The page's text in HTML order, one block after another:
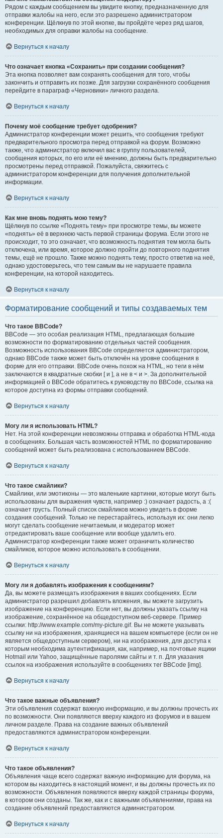
Рядом с каждым сообщением вы увидите кнопку, предназначенную для
отправки жалобы на него, если это разрешено администратором
конференции. Щёлкнув по этой кнопке, вы пройдёте через ряд шагов,
необходимых для оправки жалобы на сообщение.
Вернуться к началу
Что означает кнопка «Сохранить» при создании сообщения?
Эта кнопка позволяет вам сохранять сообщения для того, чтобы
закончить и отправить их позже. Для загрузки сохранённого сообщения
перейдите в параграф «Черновики» личного раздела.
Вернуться к началу
Почему моё сообщение требует одобрения?
Администратор конференции может решить, что сообщения требуют
предварительного просмотра перед отправкой на форум. Возможно
также, что администратор включил вас в группу пользователей,
сообщения которых, по его или её мнению, должны быть предварительно
просмотрены перед отправкой. Пожалуйста, свяжитесь с
администратором конференции для получения дополнительной
информации.
Вернуться к началу
Как мне вновь поднять мою тему?
Щёлкнув по ссылке «Поднять тему» при просмотре темы, вы можете
«поднять» её в верхнюю часть первой страницы форума. Если этого не
происходит, то это означает, что возможность поднятия тем могла быть
отключена, или время, которое должно пройти до повторного поднятия
темы, ещё не прошло. Также можно поднять тему, просто ответив на неё,
однако удостоверьтесь, что тем самым вы не нарушаете правила
конференции, на которой находитесь.
Вернуться к началу
Форматирование сообщений и типы создаваемых тем
Что такое BBCode?
BBCode — это особая реализация HTML, предлагающая большие
возможности по форматированию отдельных частей сообщения.
Возможность использования BBCode определяется администратором,
однако BBCode также может быть отключён на уровне сообщения в
форме для его отправки. BBCode очень похож на HTML, но теги в нём
заключаются в квадратные скобки [ и ], а не в < и >. За дополнительной
информацией о BBCode обратитесь к руководству по BBCode, ссылка на
которое доступна из формы отправки сообщений.
Вернуться к началу
Могу ли я использовать HTML?
Нет. На этой конференции невозможны отправка и обработка HTML-кода
в сообщениях. Большая часть возможностей HTML по форматированию
сообщений может быть реализована с использованием BBCode.
Вернуться к началу
Что такое смайлики?
Смайлики, или эмотиконы — это маленькие картинки, которые могут быть
использованы для выражения чувств, например :) означает радость, а :(
означает грусть. Полный список смайликов можно увидеть в форме
создания сообщений. Только не перестарайтесь, используя их: они легко
могут сделать сообщение нечитаемым, и модератор может
отредактировать ваше сообщение или вообще удалить его.
Администратор конференции также может ограничить количество
смайликов, которое можно использовать в сообщении.
Вернуться к началу
Могу ли я добавлять изображения к сообщениям?
Да, вы можете размещать изображения в ваших сообщениях. Если
администратор разрешил добавлять вложения, вы можете загрузить
изображение на конференцию. Если нет, вы должны указать ссылку на
изображение, сохранённое на общедоступном веб-сервере. Пример
ссылки: http://www.example.com/my-picture.gif. Вы не можете указывать
ссылку ни на изображения, хранящиеся на вашем компьютере (если он не
является общедоступным сервером), ни на изображения, для доступа к
которым необходима аутентификация, как, например, на почтовые ящики
Hotmail или Yahoo, защищённые паролями сайты и т. п. Для указания
ссылок на изображения используйте в сообщениях тег BBCode [img].
Вернуться к началу
Что такое важные объявления?
Эти объявления содержат важную информацию, и вы должны прочесть их
по возможности. Они появляются вверху каждого из форумов и в вашем
личном разделе. Права на создание важных объявлений
предоставляются администратором конференции.
Вернуться к началу
Что такое объявления?
Объявления чаще всего содержат важную информацию для форума, на
котором вы находитесь в настоящий момент, и вы должны прочесть их по
возможности. Объявления появляются вверху каждой страницы форума,
в котором они созданы. Так же, как и с важными объявлениями, права на
создание объявлений предоставляются администратором.
Вернуться к началу